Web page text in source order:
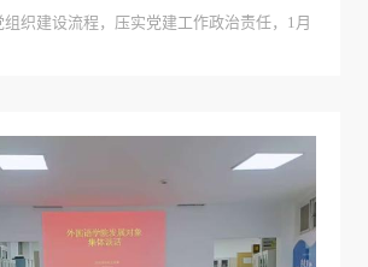
织建设流程，压实党建工作政治责任，1月
。会...